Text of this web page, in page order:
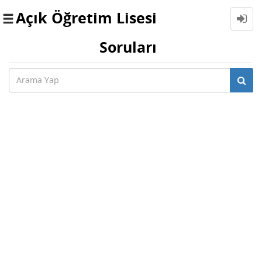
Toggle
Açık Öğretim Lisesi
Soruları